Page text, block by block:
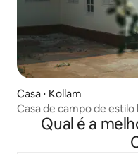
Casa ⋅ Kollam
Casa de campo de
Qual é a